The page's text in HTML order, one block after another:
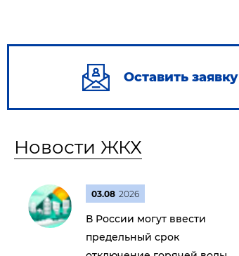
Оставить заявку
Новости ЖКХ
03.08 2026
В России могут ввести
предельный срок